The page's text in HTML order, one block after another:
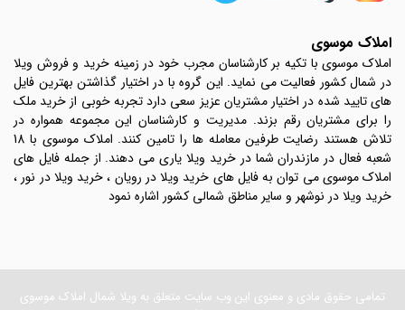
املاک موسوی
املاک موسوی با تکیه بر کارشناسان مجرب خود در زمینه خرید و فروش ویلا
در شمال کشور فعالیت می نماید. این گروه با در اختیار گذاشتن بهترین فایل
های تایید شده در اختیار مشتریان عزیز سعی دارد تجربه خوبی از خرید ملک
را برای مشتریان رقم بزند. مدیریت و کارشناسان این مجموعه همواره در
تلاش هستند رضایت طرفین معامله ها را تامین کنند. املاک موسوی با 18
شعبه فعال در مازندران شما در خرید ویلا یاری می دهند. از جمله فایل های
املاک موسوی می توان به فایل های خرید ویلا در رویان ، خرید ویلا در نور ،
خرید ویلا در نوشهر و سایر مناطق شمالی کشور اشاره نمود
تمامی حقوق مادی و معنوی این وب سایت متعلق به ویلا شمال املاک موسوی